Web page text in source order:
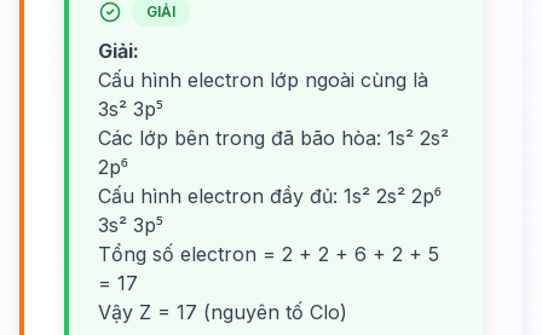
GIẢI
Giải:
Cấu hình electron lớp ngoài cùng là
3s² 3p⁵
Các lớp bên trong đã bão hòa: 1s² 2s²
2p⁶
Cấu hình electron đầy đủ: 1s² 2s² 2p⁶
3s² 3p⁵
Tổng số electron = 2 + 2 + 6 + 2 + 5
= 17
Vậy Z = 17 (nguyên tố Clo)